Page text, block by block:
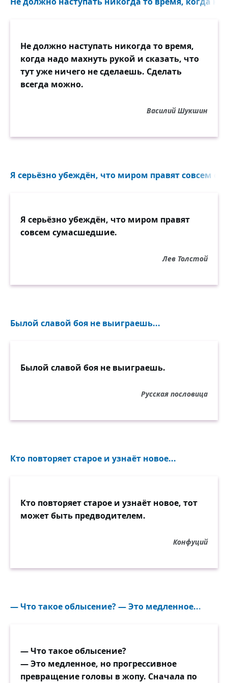
Не должно наступать никогда то время,
когда надо махнуть рукой и сказать, что
тут уже ничего не сделаешь. Сделать
всегда можно.
Василий Шукшин
Я серьёзно убеждён, что миром правят совсем
Я серьёзно убеждён, что миром правят
совсем сумасшедшие.
Лев Толстой
Былой славой боя не выиграешь...
Былой славой боя не выиграешь.
Русская пословица
Кто повторяет старое и узнаёт новое...
Кто повторяет старое и узнаёт новое, тот
может быть предводителем.
Конфуций
— Что такое облысение? — Это медленное...
— Что такое облысение?
— Это медленное, но прогрессивное
превращение головы в жопу. Сначала по